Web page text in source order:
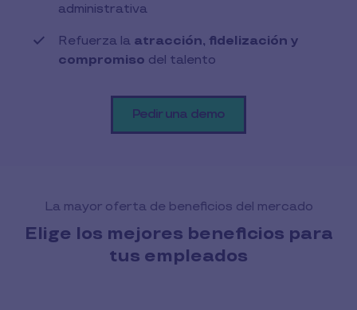
administrativa
Refuerza la atracción, fidelización y
compromiso del talento
Pedir una demo
La mayor oferta de beneficios del mercado
Elige los mejores beneficios para
tus empleados